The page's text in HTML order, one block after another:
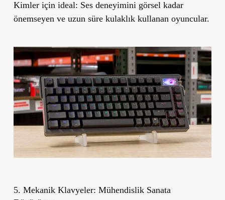
Kimler için ideal: Ses deneyimini görsel kadar
önemseyen ve uzun süre kulaklık kullanan oyuncular.
5. Mekanik Klavyeler: Mühendislik Sanata